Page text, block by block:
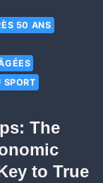
50 ANS
SPORT
The
to True